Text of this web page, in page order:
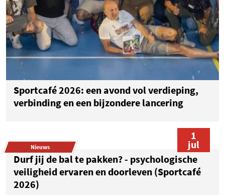
Sportcafé 2026: een avond vol verdieping,
verbinding en een bijzondere lancering
Nieuws
Durf jij de bal te pakken? - psychologische
veiligheid ervaren en doorleven (Sportcafé
2026)
1
jul